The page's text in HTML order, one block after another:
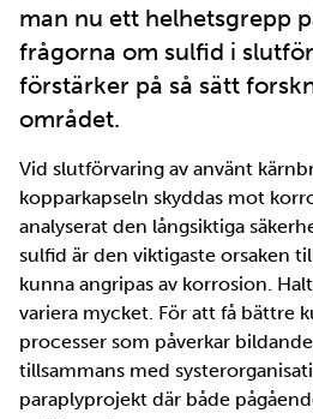
man nu ett helhetsgrepp
frågorna om sulfid i
förstärker på så sätt
området.
Vid slutförvaring av använt
kopparkapseln skyddas mot
analyserat den långsiktiga
sulfid är den viktigaste orsaken
kunna angripas av korrosion.
variera mycket. För att få bättre
processer som påverkar
tillsammans med
paraplyprojekt där både